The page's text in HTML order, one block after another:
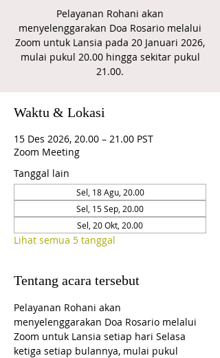
Pelayanan Rohani akan
menyelenggarakan Doa Rosario melalui
Zoom untuk Lansia pada 20 Januari 2026,
mulai pukul 20.00 hingga sekitar pukul
21.00.
Waktu & Lokasi
15 Des 2026, 20.00 – 21.00 PST
Zoom Meeting
Tanggal lain
Sel, 18 Agu, 20.00
Sel, 15 Sep, 20.00
Sel, 20 Okt, 20.00
Lihat semua 5 tanggal
Tentang acara tersebut
Pelayanan Rohani akan
menyelenggarakan Doa Rosario melalui
Zoom untuk Lansia setiap hari Selasa
ketiga setiap bulannya, mulai pukul